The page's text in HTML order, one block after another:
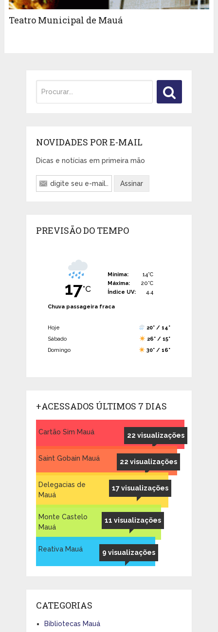
Teatro Municipal de Mauá
NOVIDADES POR E-MAIL
Dicas e notícias em primeira mão
PREVISÃO DO TEMPO
17°C
Mínima:
14°C
Máxima:
20°C
Índice UV:
4.4
Chuva passageira fraca
Hoje
20° / 14°
Sábado
26° / 15°
Domingo
30° / 16°
+ACESSADOS ÚLTIMOS 7 DIAS
22 visualizações
Cartão Sim Mauá
22 visualizações
Saint Gobain Mauá
17 visualizações
Delegacias de
Mauá
11 visualizações
Monte Castelo
Mauá
9 visualizações
Reativa Mauá
CATEGORIAS
Bibliotecas Mauá